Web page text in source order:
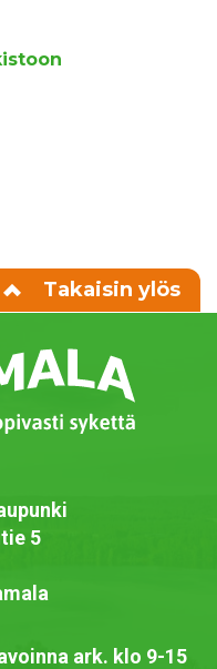
Takaisin ylös
5
ark. klo 9-15